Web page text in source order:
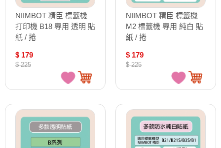
NIIMBOT 精臣 標籤機
打印機 B18 專用 透明 貼
紙 / 捲
$ 179
$ 225
NIIMBOT 精臣 標籤機
M2 標籤機 專用 純白 貼
紙 / 捲
$ 179
$ 225